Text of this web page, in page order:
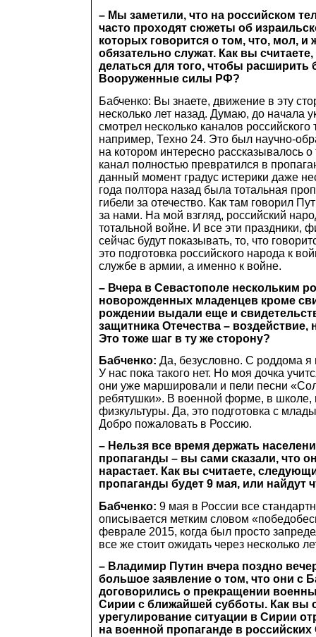
– Мы заметили, что на российском
часто проходят сюжеты об
которых говорится о том, что, мол,
обязательно служат. Как вы
делаться для того, чтобы расширить
Вооруженные силы РФ?
Бабченко: Вы знаете, движение в эту
несколько лет назад. Думаю, до начала
смотрел несколько каналов российского
например, Техно 24. Это был научно-
на котором интересно рассказывалось о
канал полностью превратился в
данный момент градус истерики даже
года полтора назад была тотальная
гибели за отечество. Как там говорил
за нами. На мой взгляд, российский
тотальной войне. И все эти праздники,
сейчас будут показывать, то, что
это подготовка российского народа к
службе в армии, а именно к войне.
– Вчера в Севастополе нескольким
новорожденных младенцев кроме
рождении выдали еще и
защитника Отечества – воздействие,
Это тоже шаг в ту же сторону?
Бабченко: Да, безусловно. С роддома
У нас пока такого нет. Но моя дочка
они уже маршировали и пели песни
ребятушки». В военной форме, в школе,
физкультуры. Да, это подготовка с
Добро пожаловать в Россию.
– Нельзя все время держать
пропаганды – вы сами сказали, что
нарастает. Как вы считаете,
пропаганды будет 9 мая, или найдут
​Бабченко: 9 мая в России все
описывается метким словом
феврале 2015, когда был просто
все же стоит ожидать через несколько
– Владимир Путин вчера поздно
большое заявление о том, что они с
договорились о прекращении
Сирии с ближайшей субботы. Как вы
урегулирование ситуации в Сирии
на военной пропаганде в